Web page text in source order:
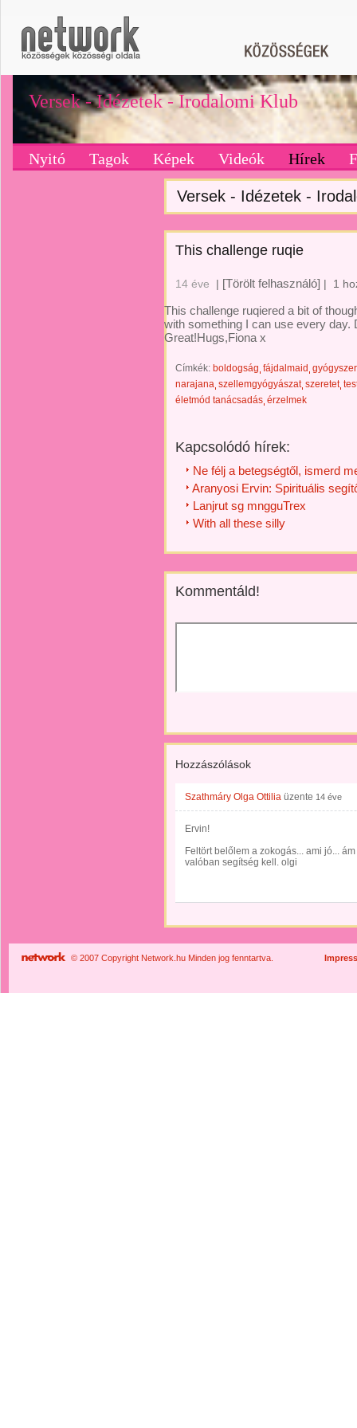
Versek - Idézetek - Irodalomi Klub
Nyitó Tagok Képek Videók Hírek
Versek - Idézetek -
This challenge ruqie
14 éve | [Törölt felhasználó] | 1
This challenge ruqiered a bit of
with something I can use every
Great!Hugs,Fiona x
Címkék: boldogság fájdalmaid gyógyszer
narajana szellemgyógyászat szeretet
életmód tanácsadás érzelmek
Kapcsolódó hírek:
Ne félj a betegségtől, ismerd
Aranyosi Ervin: Spirituális
Lanjrut sg mngguTrex
With all these silly
Kommentáld!
Hozzászólások
Szathmáry Olga Ottilia üzente 14 éve
Ervin!
Feltört belőlem a zokogás... ami jó...
valóban segítség kell. olgi
© 2007 Copyright Network.hu Minden jog fenntartva.